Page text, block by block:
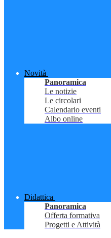
Novità
Panoramica
Le notizie
Le circolari
Calendario eventi
Albo online
Didattica
Panoramica
Offerta formativa
Progetti e Attività